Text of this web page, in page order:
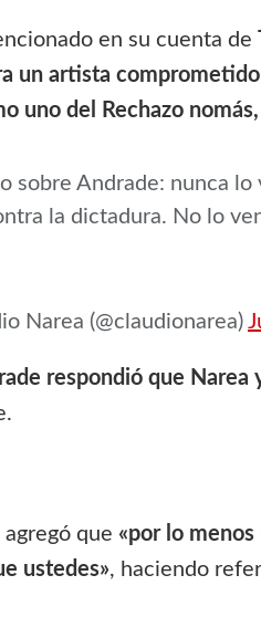
en su cuenta de
un artista
uno del Rechazo nomás,
sobre Andrade: nunca
la dictadura. No lo
Narea (@claudionarea)
respondió que Narea
que «por lo
ustedes», haciendo